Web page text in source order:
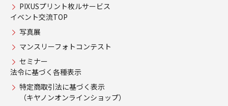
PIXUSプリント枚ルサービス
イベント交流TOP
写真展
マンスリーフォトコンテスト
セミナー
法令に基づく各種表示
特定商取引法に基づく表示
（キヤノンオンラインショップ）